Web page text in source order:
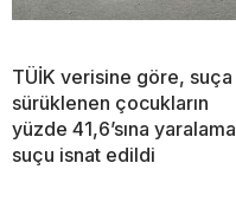
TÜİK verisine göre, suça
sürüklenen çocukların
yüzde 41,6’sına yaralama
suçu isnat edildi